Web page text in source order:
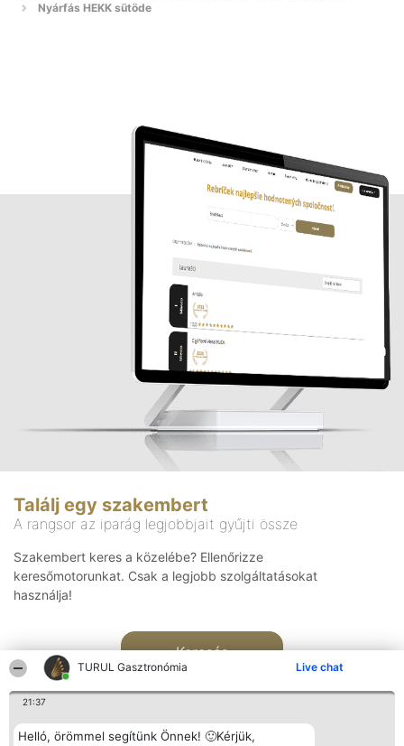
TURUL Gasztronómia Live chat
21:37
Helló, örömmel segítünk Önnek! 🙂Kérjük,
Nyárfás HEKK sütöde
Találj egy szakembert
A rangsor az iparág legjobbjait gyűjti össze
Szakembert keres a közelébe? Ellenőrizze
keresőmotorunkat. Csak a legjobb szolgáltatásokat
használja!
Keresés